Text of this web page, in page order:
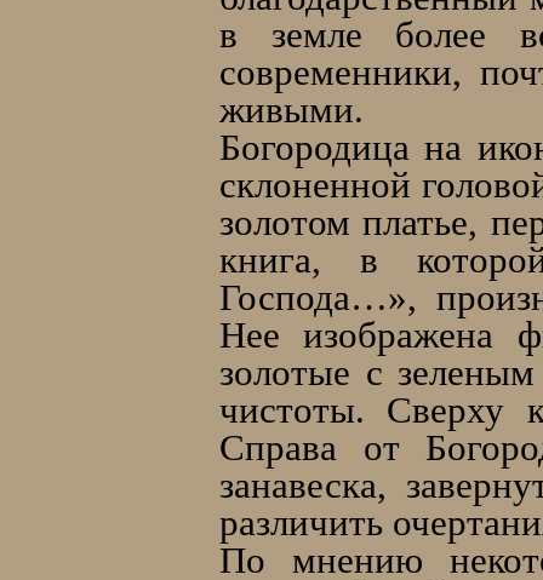
в земле более
современники,
живыми.
Богородица на
склоненной
золотом платье,
книга, в
Господа…»,
Нее изображена
золотые с
чистоты. Сверху
Справа от
занавеска,
различить
По мнению